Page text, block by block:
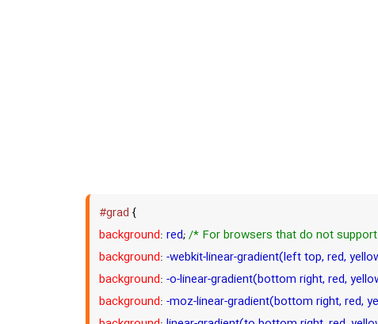
#grad {
background: red;/* For browsers that do not
background: -webkit-linear-gradient(left top, red,
background: -o-linear-gradient(bottom right, red,
background: -moz-linear-gradient(bottom right, red,